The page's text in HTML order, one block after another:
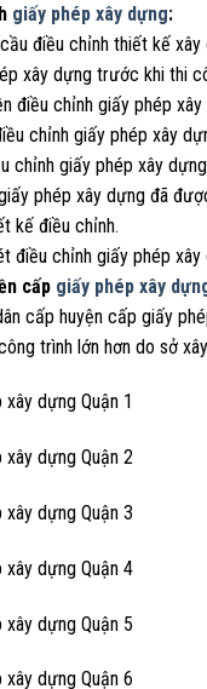
giấy phép xây dựng:
điều chỉnh thiết kế
xây dựng trước khi thi
điều chỉnh giấy phép xây
chỉnh giấy phép xây
chỉnh giấy phép xây
phép xây dựng đã
kế điều chỉnh.
điều chỉnh giấy phép
cấp giấy phép xây
cấp huyện cấp giấy
trình lớn hơn do sở
dựng Quận 1
xây dựng Quận 2
xây dựng Quận 3
xây dựng Quận 4
xây dựng Quận 5
xây dựng Quận 6